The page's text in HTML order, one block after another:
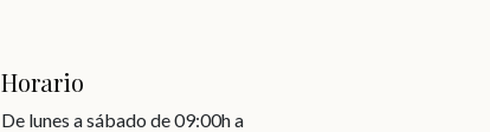
Horario
De lunes a sábado de 09:00h a